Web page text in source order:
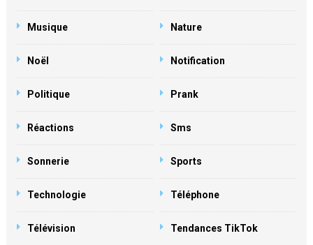
Musique Nature
Noël Notification
Politique Prank
Réactions Sms
Sonnerie Sports
Technologie Téléphone
Télévision Tendances TikTok